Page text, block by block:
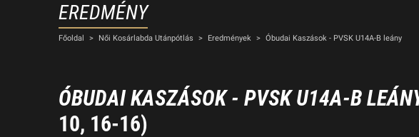
Létesítményeink
Nyári Táboraink
PVSK Taekwondo Tigers
Tájékozódási Futó Szakosztály
Vízilabda Szakosztály
EREDMÉNY
Főoldal > Női Kosárlabda Utánpótlás > Eredmények > Óbudai Kaszások - PVSK U14A-B leány
ÓBUDAI KASZÁSOK - PVSK U14A-B
10, 16-16)